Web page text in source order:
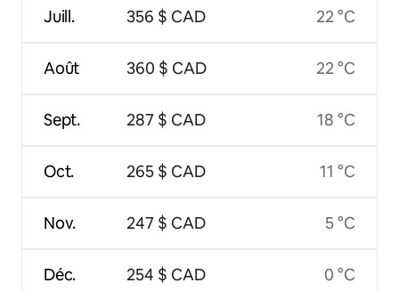
Juill.
Août
Sept.
Oct.
Nov.
Déc.
356 $ CAD
360 $ CAD
287 $ CAD
265 $ CAD
247 $ CAD
254 $ CAD
22 °C
22 °C
18 °C
11 °C
5 °C
0 °C